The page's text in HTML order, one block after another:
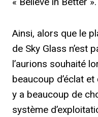
Ainsi, alors que le
de Sky Glass n’est
l’aurions souhaité
beaucoup d’éclat
y a beaucoup de
système